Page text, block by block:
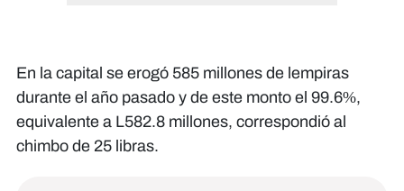
En la capital se erogó 585 millones de lempiras
durante el año pasado y de este monto el 99.6%,
equivalente a L582.8 millones, correspondió al
chimbo de 25 libras.